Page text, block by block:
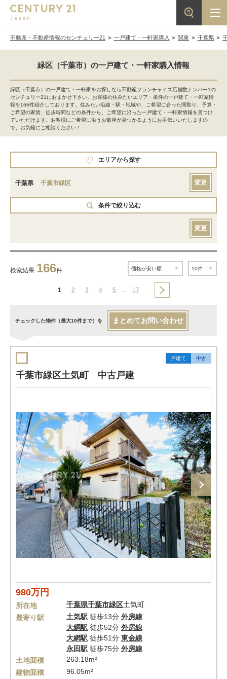
不動産・不動産情報のセンチュリー21 一戸建て・一軒家購入 関東 千葉県
緑区（千葉市）の一戸建て・一軒家購入情報
緑区（千葉市）の一戸建て・一軒家をお探しなら不動産フランチャイズ店舗数ナンバー1の
センチュリー21におまかせ下さい。お客様の住みたいエリア・条件の一戸建て・一軒家情
報を166件紹介しております。住みたい沿線・駅・地域や、ご希望に合った間取り、予算・
ご希望の家賃、徒歩時間などの条件から、ご希望に沿った一戸建て・一軒家情報を見つけ
ていただけます。お客様にご希望に沿うお部屋が見つかるようにお手伝いいたしますの
で、お気軽にご相談ください！
エリアから探す
千葉県 千葉市緑区 変更
条件で絞り込む
変更
検索結果 166件
1 2 3 4 5 … 17
チェックした物件（最大10件まで）を まとめてお問い合わせ
戸建て 中古
千葉市緑区土気町 中古戸建
980万円
所在地 千葉県千葉市緑区土気町
最寄り駅
土気駅 徒歩13分 外房線
大網駅 徒歩52分 外房線
大網駅 徒歩51分 東金線
永田駅 徒歩75分 外房線
土地面積
263.18m²
建物面積
96.05m²